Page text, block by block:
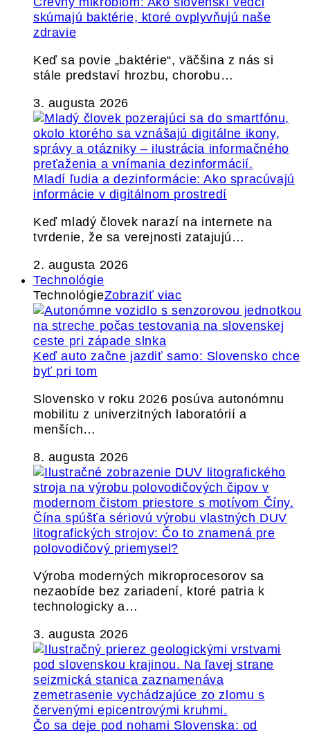
skúmajú baktérie, ktoré ovplyvňujú naše
zdravie
Keď sa povie „baktérie“, väčšina z nás si
stále predstaví hrozbu, chorobu…
3. augusta 2026
Mladí ľudia a dezinformácie: Ako spracúvajú
informácie v digitálnom prostredí
Keď mladý človek narazí na internete na
tvrdenie, že sa verejnosti zatajujú…
2. augusta 2026
Technológie
TechnológieZobraziť viac
Keď auto začne jazdiť samo: Slovensko chce
byť pri tom
Slovensko v roku 2026 posúva autonómnu
mobilitu z univerzitných laboratórií a
menších…
8. augusta 2026
Čína spúšťa sériovú výrobu vlastných DUV
litografických strojov: Čo to znamená pre
polovodičový priemysel?
Výroba moderných mikroprocesorov sa
nezaobíde bez zariadení, ktoré patria k
technologicky a…
3. augusta 2026
Čo sa deje pod nohami Slovenska: od